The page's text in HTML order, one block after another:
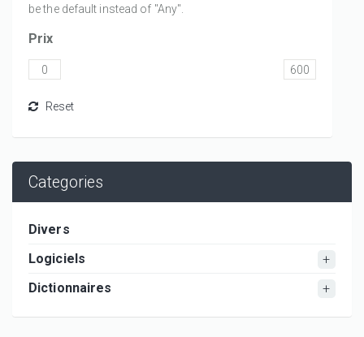
be the default instead of "Any".
Prix
Categories
Divers
Logiciels
Dictionnaires